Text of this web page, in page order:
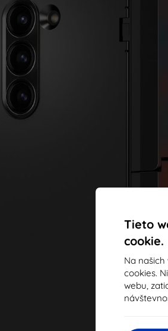
Tieto
cookie.
Na
cookies.
webu,